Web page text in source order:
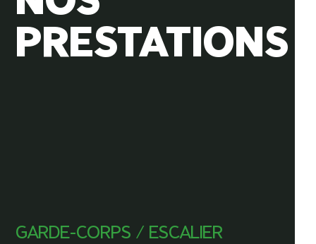
PRESTATIONS
GARDE-CORPS / ESCALIER